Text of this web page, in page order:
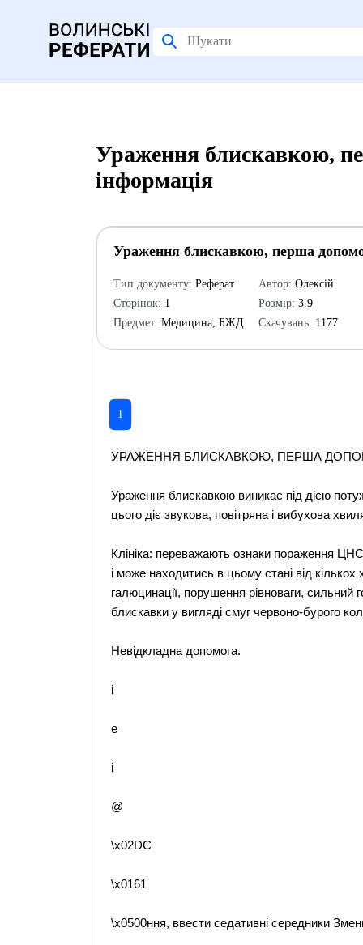
Ураження блискавкою,
інформація
Ураження блискавкою, перша
Тип документу: Реферат
Сторінок: 1
Предмет: Медицина, БЖД
Автор: Олексій
Розмір: 3.9
Скачувань: 1177
1
УРАЖЕННЯ БЛИСКАВКОЮ, ПЕРША
Ураження блискавкою виникає під дією
цього діє звукова, повітряна і вибухова
Клініка: переважають ознаки пораження
і може находитись в цьому стані від
галюцинації, порушення рівноваги, сильний
блискавки у вигляді смуг червоно-бурого
Невідкладна допомога.
i
e
i
@
\x02DC
\x0161
\x0500ння, ввести седативні середники